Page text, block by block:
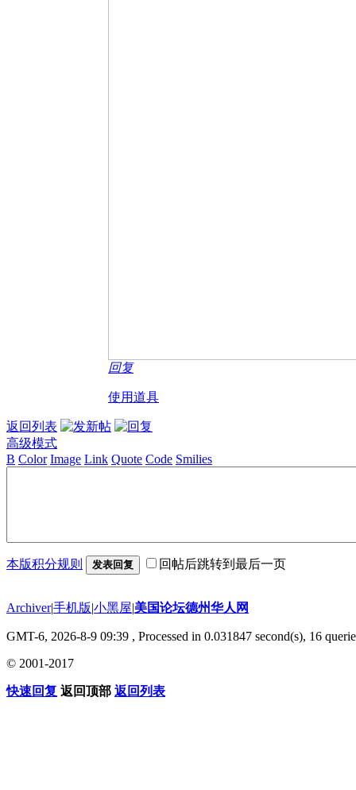
回复
使用道具
返回列表
高级模式
B Color Image Link Quote Code Smilies
本版积分规则 发表回复 回帖后跳转到最后一页
Archiver|手机版|小黑屋|美国论坛德州华人网
GMT-6, 2026-8-9 09:39 , Processed in 0.031847 second(s), 16
© 2001-2017
快速回复 返回顶部 返回列表